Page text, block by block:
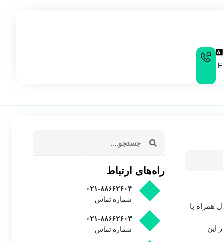
همراه با
این
راه‌های ارتباط
۰۲۱-۸۸۶۶۲۶۰۴
شماره تماس
۰۲۱-۸۸۶۶۲۶۰۳
شماره تماس